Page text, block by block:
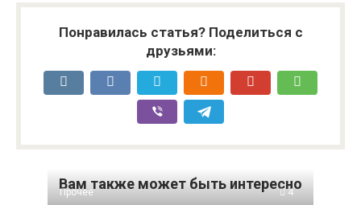
Понравилась статья? Поделиться с
друзьями:
Вам также может быть интересно
Прочее 4